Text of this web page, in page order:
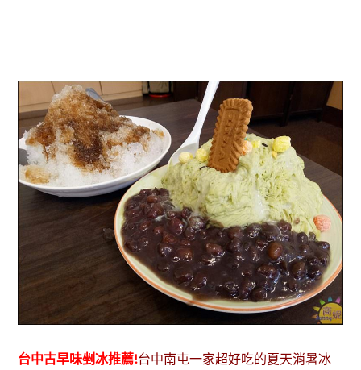
台中古早味剉冰推薦!台中南屯一家超好吃的夏天消暑冰